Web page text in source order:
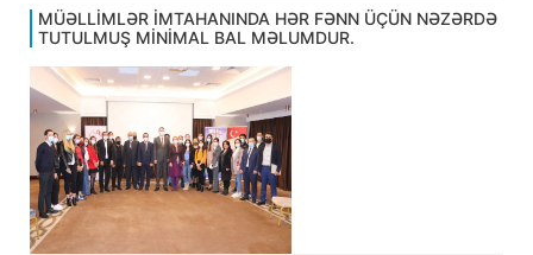
MÜƏLLİMLƏR İMTAHANINDA HƏR FƏNN ÜÇÜN NƏZƏRDƏ
TUTULMUŞ MİNİMAL BAL MƏLUMDUR.